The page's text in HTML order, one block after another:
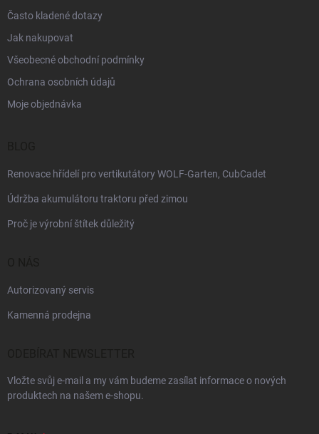
Často kladené dotazy
Jak nakupovat
Všeobecné obchodní podmínky
Ochrana osobních údajů
Moje objednávka
Renovace hřídelí pro vertikutátory WOLF-Garten, CubCadet
Údržba akumulátoru traktoru před zimou
Proč je výrobní štítek důležitý
Autorizovaný servis
Kamenná prodejna
Vložte svůj e-mail a my vám budeme zasílat informace o nových
produktech na našem e-shopu.